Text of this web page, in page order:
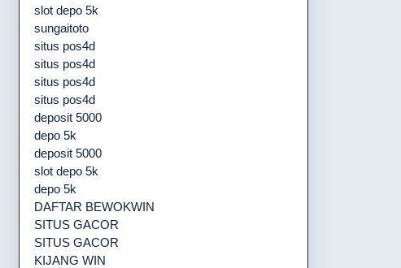
slot depo 5k
sungaitoto
situs pos4d
situs pos4d
situs pos4d
situs pos4d
deposit 5000
depo 5k
deposit 5000
slot depo 5k
depo 5k
DAFTAR BEWOKWIN
SITUS GACOR
SITUS GACOR
KIJANG WIN